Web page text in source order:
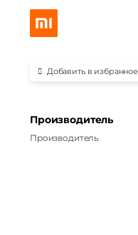
Добавить в избранное
Производитель
Производитель